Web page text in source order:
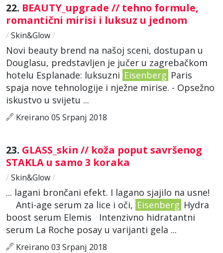
22. BEAUTY_upgrade // tehno formule,
romantični mirisi i luksuz u jednom
/ Skin&Glow/
Novi beauty brend na našoj sceni, dostupan u
Douglasu, predstavljen je jučer u zagrebačkom
hotelu Esplanade: luksuzni Eisenberg Paris
spaja nove tehnologije i nježne mirise. - Opsežno
iskustvo u svijetu ...
Kreirano 05 Srpanj 2018
23. GLASS_skin // koža poput savršenog
STAKLA u samo 3 koraka
/ Skin&Glow/
... lagani brončani efekt. I lagano sjajilo na usne!
Anti-age serum za lice i oči, Eisenberg Hydra
boost serum Elemis Intenzivno hidratantni
serum La Roche posay u varijanti gela ...
Kreirano 03 Srpanj 2018